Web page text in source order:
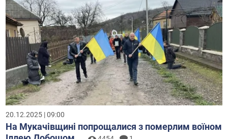
20.12.2025 | 09:00
На Мукачівщині попрощалися з померлим воїном